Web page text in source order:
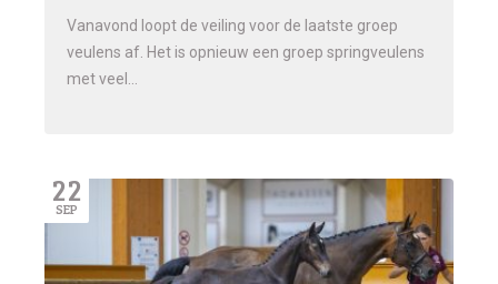
Vanavond loopt de veiling voor de laatste groep
veulens af. Het is opnieuw een groep springveulens
met veel…
22
SEP